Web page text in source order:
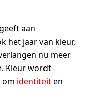
aan
het jaar van kleur,
nu meer
Kleur wordt
identiteiten